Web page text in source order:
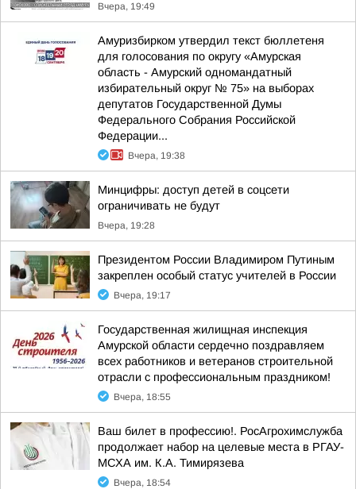
Вчера, 19:49
Амуризбирком утвердил текст бюллетеня
для голосования по округу «Амурская
область - Амурский одномандатный
избирательный округ № 75» на выборах
депутатов Государственной Думы
Федерального Собрания Российской
Федерации...
Вчера, 19:38
Минцифры: доступ детей в соцсети
ограничивать не будут
Вчера, 19:28
Президентом России Владимиром Путиным
закреплен особый статус учителей в России
Вчера, 19:17
Государственная жилищная инспекция
Амурской области сердечно поздравляем
всех работников и ветеранов строительной
отрасли с профессиональным праздником!
Вчера, 18:55
Ваш билет в профессию!. РосАгрохимслужба
продолжает набор на целевые места в РГАУ-
МСХА им. К.А. Тимирязева
Вчера, 18:54